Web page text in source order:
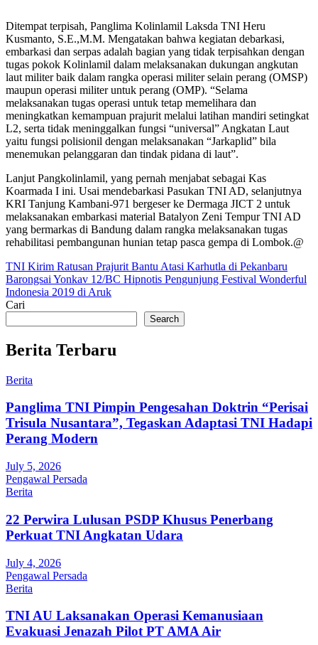
Ditempat terpisah, Panglima Kolinlamil Laksda TNI Heru
Kusmanto, S.E.,M.M. Mengatakan bahwa kegiatan debarkasi,
embarkasi dan serpas adalah bagian yang tidak terpisahkan dengan
tugas pokok Kolinlamil dalam melaksanakan dukungan angkutan
laut militer baik dalam rangka operasi militer selain perang (OMSP)
maupun operasi militer untuk perang (OMP). “Selama
melaksanakan tugas operasi untuk tetap memelihara dan
meningkatkan kemampuan prajurit melalui latihan mandiri setingkat
L2, serta tidak meninggalkan fungsi “universal” Angkatan Laut
yaitu fungsi polisionil dengan melaksanakan “Jarkaplid” bila
menemukan pelanggaran dan tindak pidana di laut”.
Lanjut Pangkolinlamil, yang pernah menjabat sebagai Kas
Koarmada I ini. Usai mendebarkasi Pasukan TNI AD, selanjutnya
KRI Tanjung Kambani-971 bergeser ke Dermaga JICT 2 untuk
melaksanakan embarkasi material Batalyon Zeni Tempur TNI AD
yang bermarkas di Bandung dalam rangka melaksanakan tugas
rehabilitasi pembangunan hunian tetap pasca gempa di Lombok.@
Post
navigation
TNI Kirim Ratusan Prajurit Bantu Atasi Karhutla di Pekanbaru
Barongsai Yonkav 12/BC Hipnotis Pengunjung Festival Wonderful
Indonesia 2019 di Aruk
Cari
Search
Berita Terbaru
Berita
Panglima TNI Pimpin Pengesahan Doktrin “Perisai
Trisula Nusantara”, Tegaskan Adaptasi TNI Hadapi
Perang Modern
July 5, 2026
Pengawal Persada
Berita
22 Perwira Lulusan PSDP Khusus Penerbang
Perkuat TNI Angkatan Udara
July 4, 2026
Pengawal Persada
Berita
TNI AU Laksanakan Operasi Kemanusiaan
Evakuasi Jenazah Pilot PT AMA Air